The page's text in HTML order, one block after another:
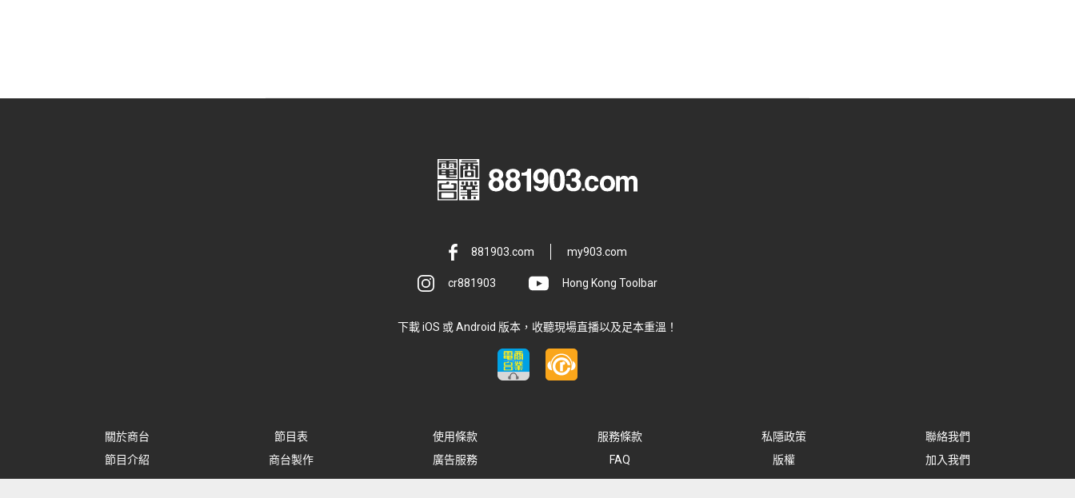
881903.com my903.com
cr881903 Hong Kong Toolbar
下載 iOS 或 Android 版本，收聽現場直播以及足本重溫！
關於商台 節目表 使用條款 服務條款 私隱政策
聯絡我們
節目介紹
商台製作 廣告服務 FAQ 版權 加入我們